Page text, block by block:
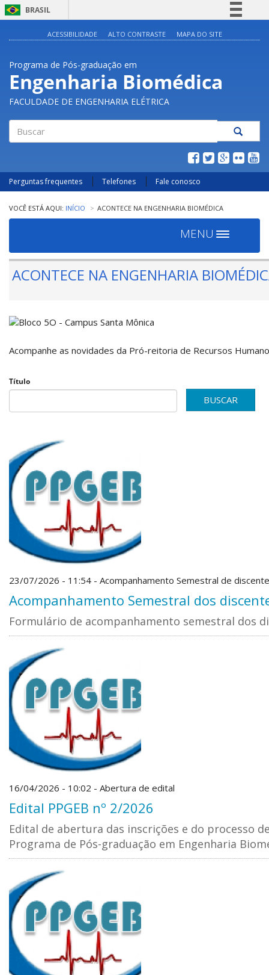
BRASIL
Acesso à informação
Canais
ACESSIBILIDADE ALTO CONTRASTE MAPA DO SITE
Programa de Pós-graduação em
Engenharia Biomédica
FACULDADE DE ENGENHARIA ELÉTRICA
Perguntas frequentes Telefones Fale conosco
INÍCIO ACONTECE NA ENGENHARIA BIOMÉDICA
MENU
Toggle
navigation
ACONTECE NA ENGENHARIA
Acompanhe as novidades da Pró-reitoria de Recursos
Título
BUSCAR
23/07/2026 - 11:54 - Acompanhamento Semestral de
Acompanhamento Semestral dos
Formulário de acompanhamento semestral dos
16/04/2026 - 10:02 - Abertura de edital
Edital PPGEB nº 2/2026
Edital de abertura das inscrições e do processo
Programa de Pós-graduação em Engenharia